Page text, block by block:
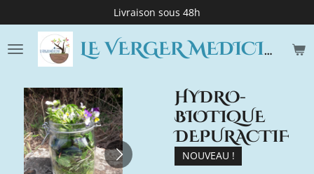
au
contenu
principal
LE VERGER MEDICINE
Livraison sous 48h
HYDRO-
BIOTIQUE
DEPURACTIF
NOUVEAU !